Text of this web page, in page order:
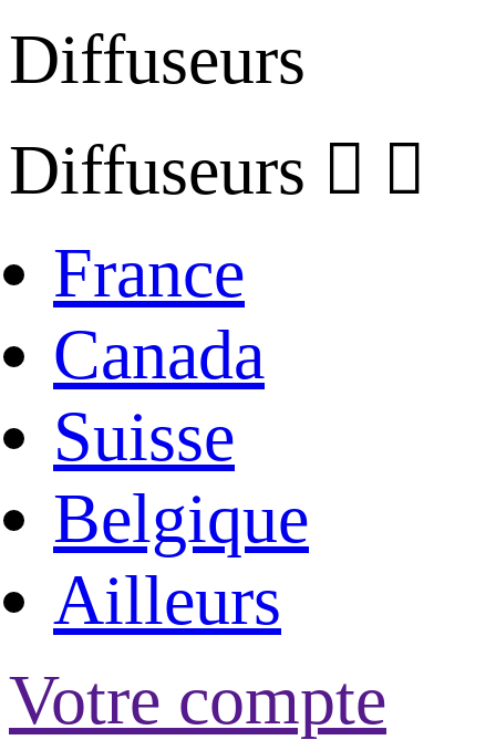
Diffuseurs
Diffuseurs  
France
Canada
Suisse
Belgique
Ailleurs
Votre compte